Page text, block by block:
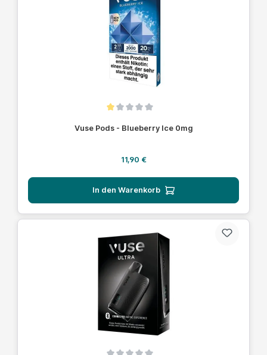
Vuse Pods - Blueberry Ice 0mg
Regulärer Preis:
11,90 €
In den Warenkorb